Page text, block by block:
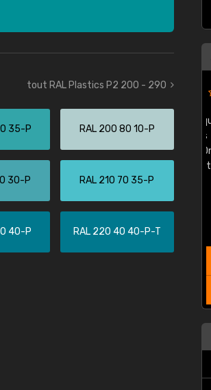
tout RAL Plastics P2 200 - 290
35-P RAL 200 80 10-P
30-P RAL 210 70 35-P
40-P RAL 220 40 40-P-T
Guillaume Euvrard
les produits disponibles. Il y a plusieurs
de couleurs: Classic, Design, etc. On ne
passé et le produit reçu me convient."